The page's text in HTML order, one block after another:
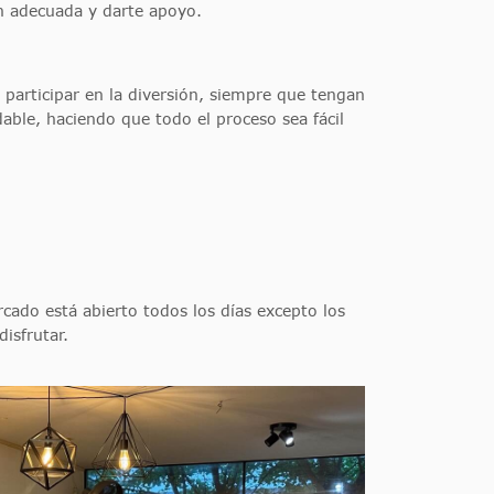
adecuada y darte apoyo.
en la diversión, siempre que tengan
haciendo que todo el proceso sea fácil
está abierto todos los días excepto los